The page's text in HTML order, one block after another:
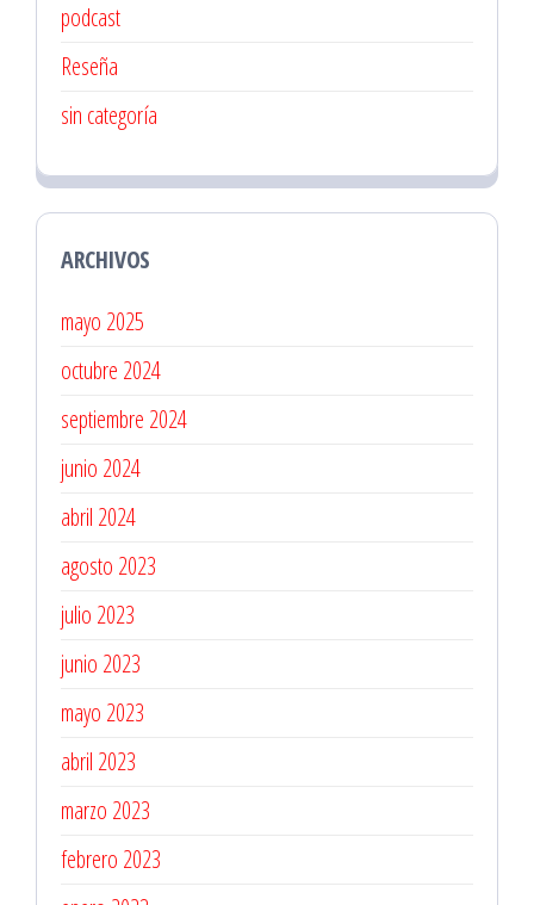
podcast
Reseña
sin categoría
ARCHIVOS
mayo 2025
octubre 2024
septiembre 2024
junio 2024
abril 2024
agosto 2023
julio 2023
junio 2023
mayo 2023
abril 2023
marzo 2023
febrero 2023